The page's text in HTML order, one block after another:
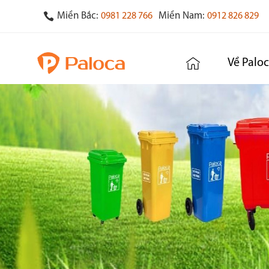
Miền Bắc: 0981 228 766 Miền Nam: 0912 826 829
Về